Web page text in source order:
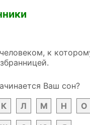
к
Ваш сон?
К Л М Н О